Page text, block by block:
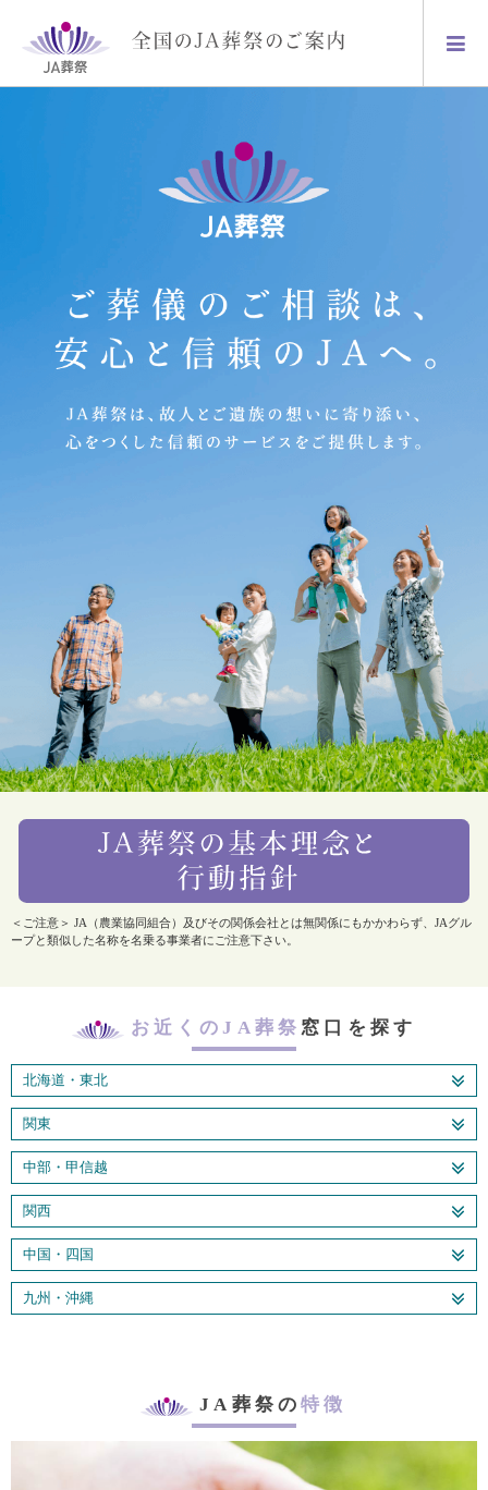
＜ご注意＞ JA（農業協同組合）及びその関係会社とは無関係にもかかわらず、JAグル
ープと類似した名称を名乗る事業者にご注意下さい。
お近くのJA葬祭 窓口を探す
北海道・東北
関東
中部・甲信越
関西
中国・四国
九州・沖縄
JA葬祭の特徴